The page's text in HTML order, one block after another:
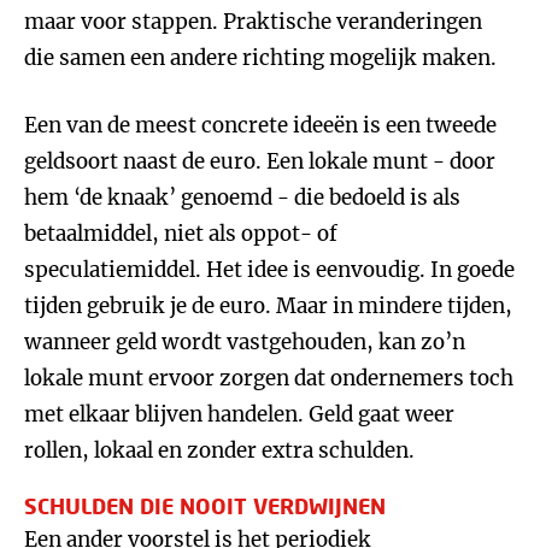
maar voor stappen. Praktische veranderingen
die samen een andere richting mogelijk maken.
Een van de meest concrete ideeën is een tweede
geldsoort naast de euro. Een lokale munt - door
hem ‘de knaak’ genoemd - die bedoeld is als
betaalmiddel, niet als oppot- of
speculatiemiddel. Het idee is eenvoudig. In goede
tijden gebruik je de euro. Maar in mindere tijden,
wanneer geld wordt vastgehouden, kan zo’n
lokale munt ervoor zorgen dat ondernemers toch
met elkaar blijven handelen. Geld gaat weer
rollen, lokaal en zonder extra schulden.
SCHULDEN DIE NOOIT VERDWIJNEN
Een ander voorstel is het periodiek